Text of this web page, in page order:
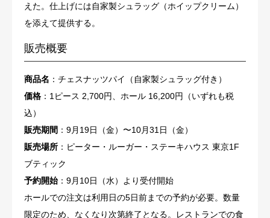
えた。仕上げには自家製シュラッグ（ホイップクリーム）
を添えて提供する。
販売概要
商品名 ：チェスナッツパイ（自家製シュラッグ付き）
価格：1ピース 2,700円、ホール 16,200円（いずれも税
込）
販売期間 ：9月19日（金）〜10月31日（金）
販売場所 ：ピーター・ルーガー・ステーキハウス 東京1F
ブティック
予約開始：9月10日（水）より受付開始
ホールでの注文は利用日の5日前までの予約が必要。数量
限定のため、なくなり次第終了となる。レストランでの食